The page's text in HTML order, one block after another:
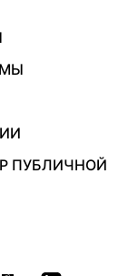
ПУБЛИЧНОЙ